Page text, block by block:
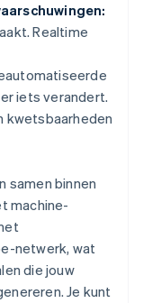
Realtime
iets verandert.
kwetsbaarheden
samen binnen
machine-
netwerk, wat
die jouw
Je kunt